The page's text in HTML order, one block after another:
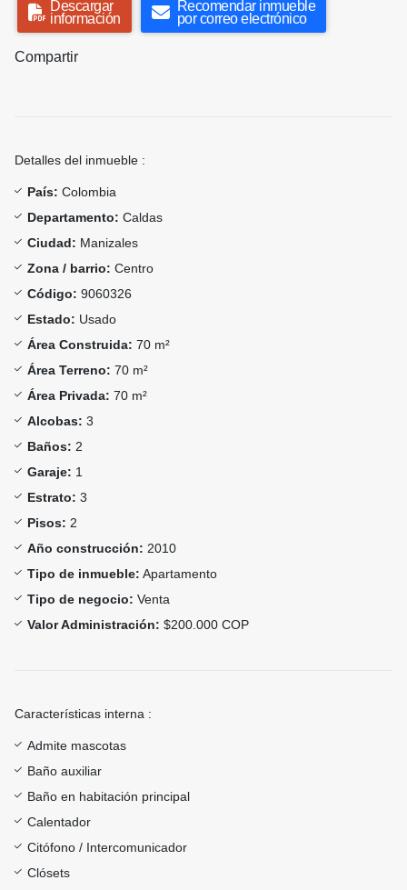
Descargar
información
Recomendar inmueble
por correo electrónico
Compartir
Detalles del inmueble :
País: Colombia
Departamento: Caldas
Ciudad: Manizales
Zona / barrio: Centro
Código: 9060326
Estado: Usado
Área Construida: 70 m²
Área Terreno: 70 m²
Área Privada: 70 m²
Alcobas: 3
Baños: 2
Garaje: 1
Estrato: 3
Pisos: 2
Año construcción: 2010
Tipo de inmueble: Apartamento
Tipo de negocio: Venta
Valor Administración: $200.000 COP
Características interna :
Admite mascotas
Baño auxiliar
Baño en habitación principal
Calentador
Citófono / Intercomunicador
Clósets